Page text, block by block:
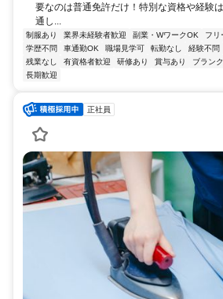
要なのは普通免許だけ！特別な資格や経験
通し...
制服あり 業界未経験者歓迎 副業・WワークOK フリ
学歴不問
車通勤OK 職場見学可 転勤なし 経験不問
残業なし
有資格者歓迎 研修あり 賞与あり ブラン
長期歓迎
正社員